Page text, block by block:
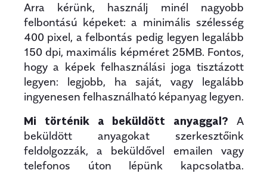
Arra kérünk, használj minél nagyobb
felbontású képeket: a minimális szélesség
400 pixel, a felbontás pedig legyen legalább
150 dpi, maximális képméret 25MB. Fontos,
hogy a képek felhasználási joga tisztázott
legyen: legjobb, ha saját, vagy legalább
ingyenesen felhasználható képanyag legyen.
Mi történik a beküldött anyaggal? A
beküldött anyagokat szerkesztőink
feldolgozzák, a beküldővel emailen vagy
telefonos úton lépünk kapcsolatba.